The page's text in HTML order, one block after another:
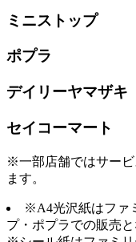
ミニストップ
ポプラ
デイリーヤマザキ
セイコーマート
※一部店舗ではサー
ます。
※A4光沢紙はファ
プ・ポプラでの販売と